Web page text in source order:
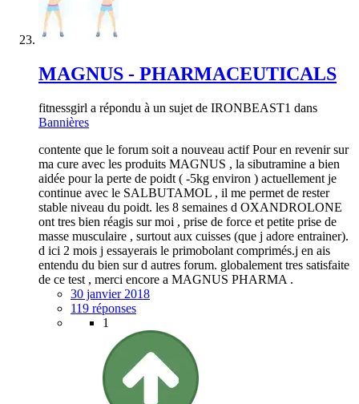
MAGNUS - PHARMACEUTICALS
fitnessgirl a répondu à un sujet de IRONBEAST1 dans
Bannières
contente que le forum soit a nouveau actif Pour en revenir sur
ma cure avec les produits MAGNUS , la sibutramine a bien
aidée pour la perte de poidt ( -5kg environ ) actuellement je
continue avec le SALBUTAMOL , il me permet de rester
stable niveau du poidt. les 8 semaines d OXANDROLONE
ont tres bien réagis sur moi , prise de force et petite prise de
masse musculaire , surtout aux cuisses (que j adore entrainer).
d ici 2 mois j essayerais le primobolant comprimés.j en ais
entendu du bien sur d autres forum. globalement tres satisfaite
de ce test , merci encore a MAGNUS PHARMA .
30 janvier 2018
119 réponses
1